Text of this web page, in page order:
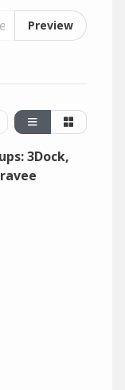
Preview